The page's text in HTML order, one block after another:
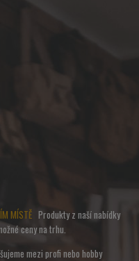
MÍSTĚ Produkty z naší nabídky
ceny na trhu.
mezi profi nebo hobby